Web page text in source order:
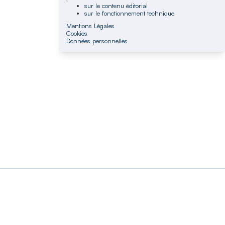
sur le contenu éditorial
sur le fonctionnement technique
Mentions Légales
Cookies
Données personnelles